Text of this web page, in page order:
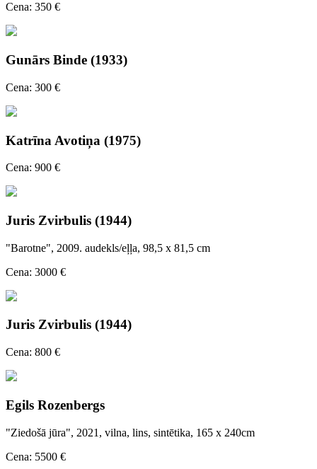
Cena: 350 €
Gunārs Binde (1933)
Cena: 300 €
Katrīna Avotiņa (1975)
Cena: 900 €
Juris Zvirbulis (1944)
"Barotne", 2009. audekls/eļļa, 98,5 x 81,5 cm
Cena: 3000 €
Juris Zvirbulis (1944)
Cena: 800 €
Egils Rozenbergs
"Ziedošā jūra", 2021, vilna, lins, sintētika, 165 x 240cm
Cena: 5500 €